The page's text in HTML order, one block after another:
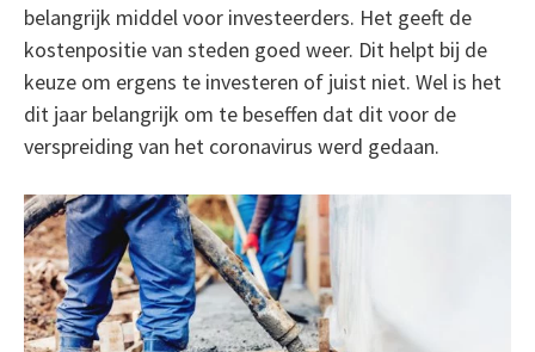
belangrijk middel voor investeerders. Het geeft de
kostenpositie van steden goed weer. Dit helpt bij de
keuze om ergens te investeren of juist niet. Wel is het
dit jaar belangrijk om te beseffen dat dit voor de
verspreiding van het coronavirus werd gedaan.